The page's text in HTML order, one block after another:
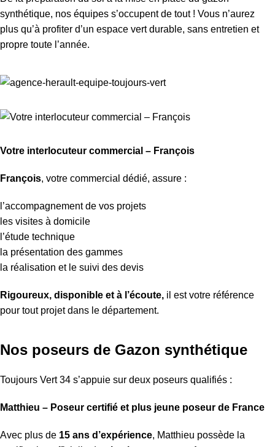
synthétique, nos équipes s’occupent de tout ! Vous n’aurez
plus qu’à profiter d’un espace vert durable, sans entretien et
propre toute l’année.
Votre interlocuteur commercial – François
François, votre commercial dédié, assure :
l’accompagnement de vos projets
les visites à domicile
l’étude technique
la présentation des gammes
la réalisation et le suivi des devis
Rigoureux, disponible et à l’écoute, il est votre référence
pour tout projet dans le département.
Nos poseurs de Gazon synthétique
Toujours Vert 34 s’appuie sur deux poseurs qualifiés :
Matthieu – Poseur certifié et plus jeune poseur de France
Avec plus de 15 ans d’expérience, Matthieu possède la